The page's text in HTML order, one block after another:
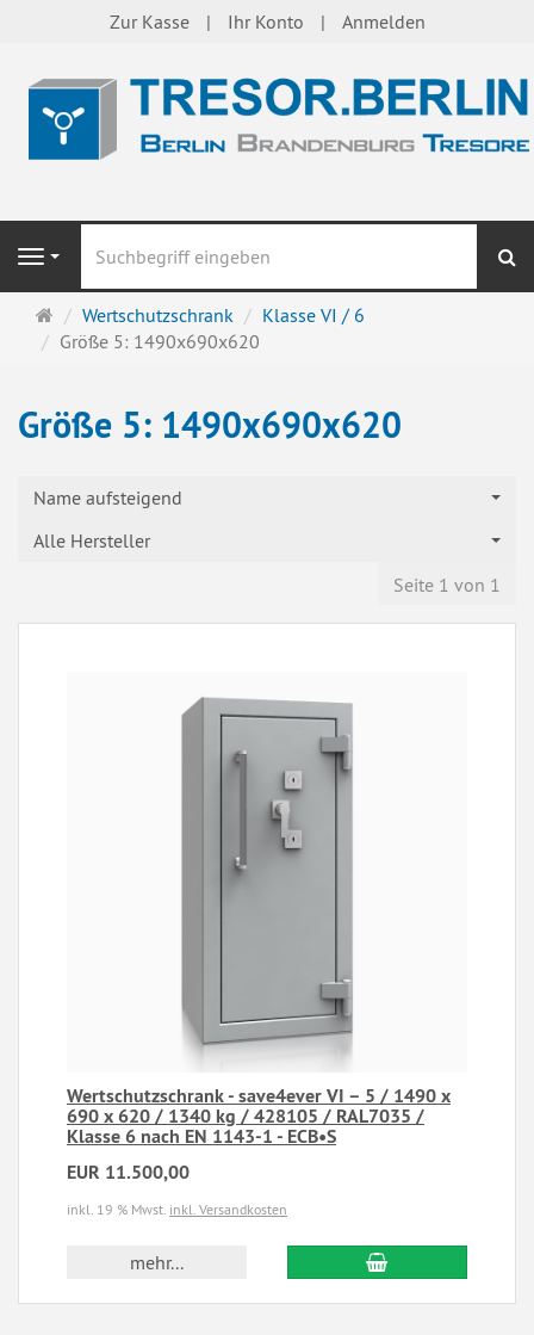
Zur Kasse Ihr Konto Anmelden
Navigation
Startseite
Wertschutzschrank
Klasse VI / 6
Größe 5: 1490x690x620
Größe 5: 1490x690x620
Name aufsteigend
Alle Hersteller
Seite 1 von 1
Wertschutzschrank - save4ever VI – 5 / 1490 x
690 x 620 / 1340 kg / 428105 / RAL7035 /
Klasse 6 nach EN 1143-1 - ECB•S
EUR 11.500,00
inkl. 19 % Mwst. inkl. Versandkosten
mehr...